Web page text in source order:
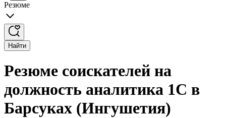
Резюме
Найти
Резюме соискателей на
должность аналитика 1C в
Барсуках (Ингушетия)